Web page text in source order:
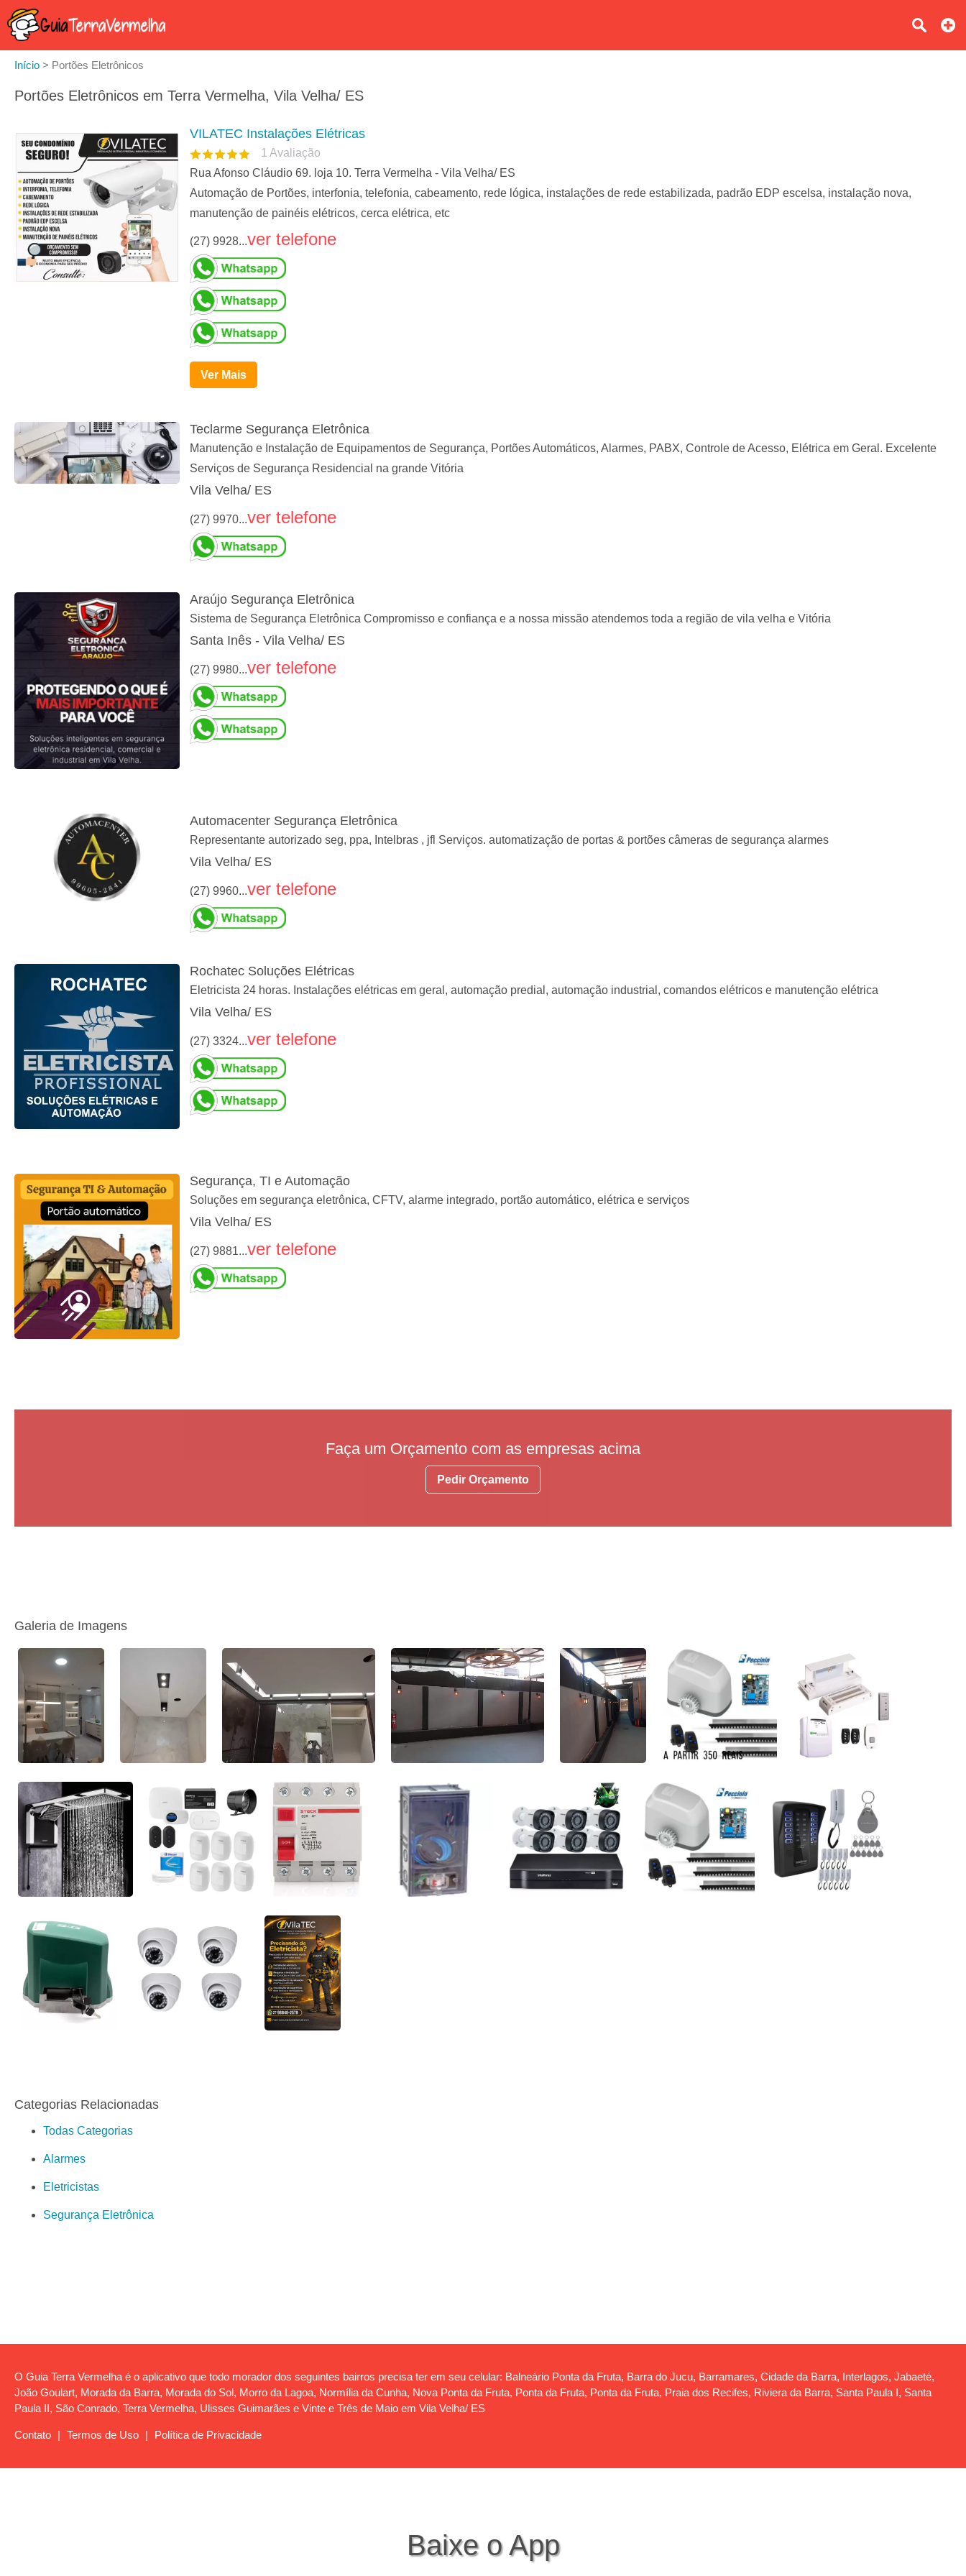
Início > Portões Eletrônicos
Portões Eletrônicos em Terra Vermelha, Vila Velha/ ES
VILATEC Instalações Elétricas
1 Avaliação
Rua Afonso Cláudio 69. loja 10. Terra Vermelha - Vila Velha/ ES
Automação de Portões, interfonia, telefonia, cabeamento, rede lógica, instalações de rede estabilizada, padrão EDP escelsa, instalação nova,
manutenção de painéis elétricos, cerca elétrica, etc
(27) 9928...ver telefone
Ver Mais
Teclarme Segurança Eletrônica
Manutenção e Instalação de Equipamentos de Segurança, Portões Automáticos, Alarmes, PABX, Controle de Acesso, Elétrica em Geral. Excelente
Serviços de Segurança Residencial na grande Vitória
Vila Velha/ ES
(27) 9970...ver telefone
Araújo Segurança Eletrônica
Sistema de Segurança Eletrônica Compromisso e confiança e a nossa missão atendemos toda a região de vila velha e Vitória
Santa Inês - Vila Velha/ ES
(27) 9980...ver telefone
Automacenter Segurança Eletrônica
Representante autorizado seg, ppa, Intelbras , jfl Serviços. automatização de portas & portões câmeras de segurança alarmes
Vila Velha/ ES
(27) 9960...ver telefone
Rochatec Soluções Elétricas
Eletricista 24 horas. Instalações elétricas em geral, automação predial, automação industrial, comandos elétricos e manutenção elétrica
Vila Velha/ ES
(27) 3324...ver telefone
Segurança, TI e Automação
Soluções em segurança eletrônica, CFTV, alarme integrado, portão automático, elétrica e serviços
Vila Velha/ ES
(27) 9881...ver telefone
Faça um Orçamento com as empresas acima
Pedir Orçamento
Galeria de Imagens
Categorias Relacionadas
Todas Categorias
Alarmes
Eletricistas
Segurança Eletrônica
O Guia Terra Vermelha é o aplicativo que todo morador dos seguintes bairros precisa ter em seu celular: Balneário Ponta da Fruta, Barra do Jucu, Barramares, Cidade da Barra, Interlagos, Jabaeté,
João Goulart, Morada da Barra, Morada do Sol, Morro da Lagoa, Normília da Cunha, Nova Ponta da Fruta, Ponta da Fruta, Ponta da Fruta, Praia dos Recifes, Riviera da Barra, Santa Paula I, Santa
Paula II, São Conrado, Terra Vermelha, Ulisses Guimarães e Vinte e Três de Maio em Vila Velha/ ES
Contato | Termos de Uso | Política de Privacidade
Baixe o App